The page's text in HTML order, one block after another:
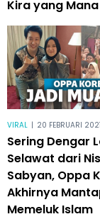
Kira yang
VIRAL | 20 FEBRUARI 2021
Sering Dengar
Selawat dari
Sabyan, Oppa
Akhirnya
Memeluk Islam